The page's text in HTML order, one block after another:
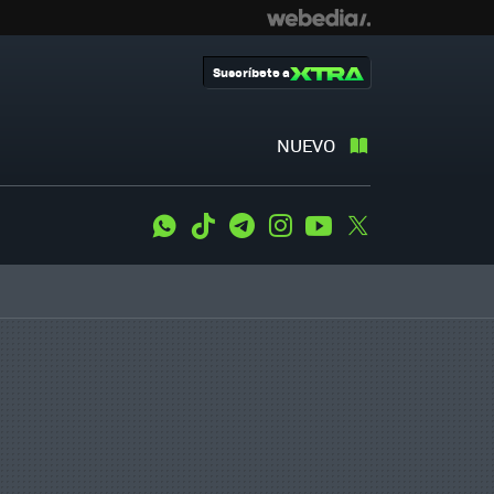
NUEVO
Suscríbete a
WhatsApp
Tiktok TelegramInstagramYoutube